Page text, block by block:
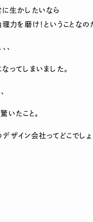
生かしたいなら
理力を磨け！ということなの
、
ってしまいました。
いたこと。
ザイン会社ってどこでしょ